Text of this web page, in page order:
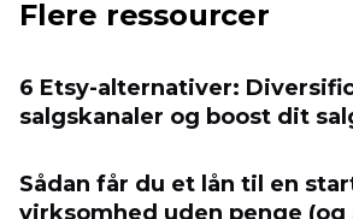
Flere ressourcer
6 Etsy-alternativer:
salgskanaler og boost dit
Sådan får du et lån til en
virksomhed uden penge (og